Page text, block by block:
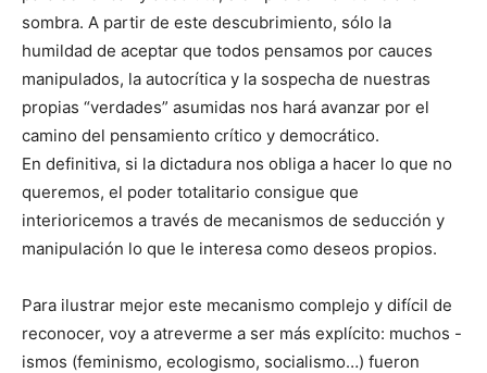
sombra. A partir de este descubrimiento, sólo la
humildad de aceptar que todos pensamos por cauces
manipulados, la autocrítica y la sospecha de nuestras
propias “verdades” asumidas nos hará avanzar por el
camino del pensamiento crítico y democrático.
En definitiva, si la dictadura nos obliga a hacer lo que no
queremos, el poder totalitario consigue que
interioricemos a través de mecanismos de seducción y
manipulación lo que le interesa como deseos propios.
Para ilustrar mejor este mecanismo complejo y difícil de
reconocer, voy a atreverme a ser más explícito: muchos -
ismos (feminismo, ecologismo, socialismo…) fueron